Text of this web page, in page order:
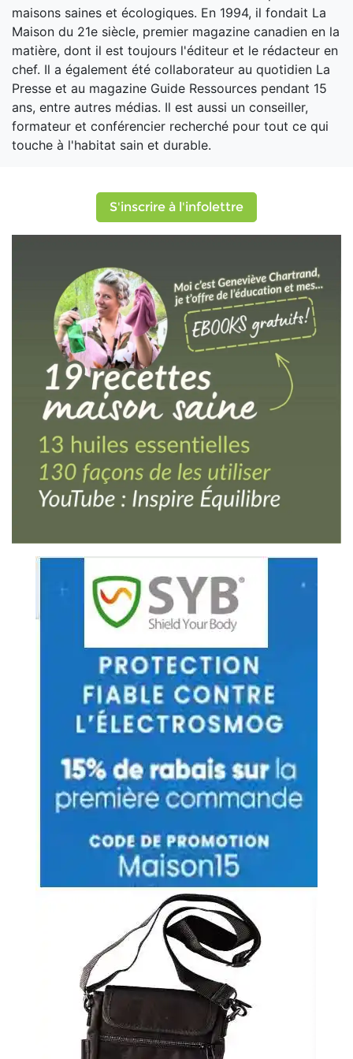
maisons saines et écologiques. En 1994, il fondait La
Maison du 21e siècle, premier magazine canadien en la
matière, dont il est toujours l'éditeur et le rédacteur en
chef. Il a également été collaborateur au quotidien La
Presse et au magazine Guide Ressources pendant 15
ans, entre autres médias. Il est aussi un conseiller,
formateur et conférencier recherché pour tout ce qui
touche à l'habitat sain et durable.
S'inscrire à l'infolettre